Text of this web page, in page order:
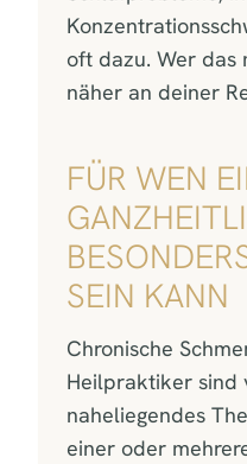
oft dazu. Wer
näher an deiner
FÜR WEN
SEIN KANN
Chronische
Heilpraktiker sind
naheliegendes
einer oder